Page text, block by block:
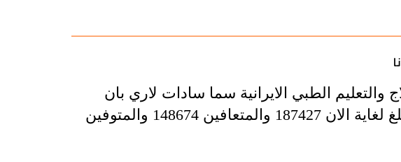
والتعليم الطبي الايرانية سما سادات لاري بان
عدد المصابين بفيروس كورونا في البلاد بلغ لغاية الان 187427 والمتعافين 148674 والمتوفين